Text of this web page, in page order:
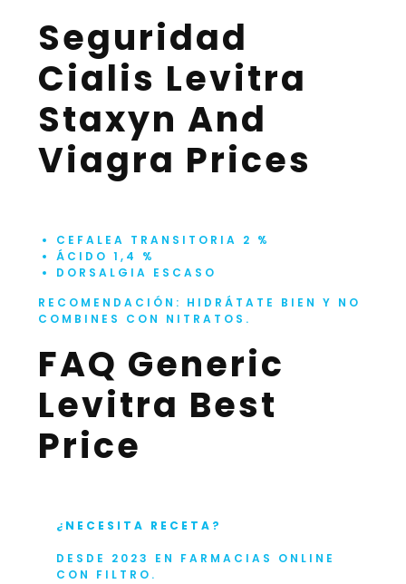
Seguridad
Cialis Levitra
Staxyn And
Viagra Prices
CEFALEA TRANSITORIA 2 %
ÁCIDO 1,4 %
DORSALGIA ESCASO
RECOMENDACIÓN: HIDRÁTATE BIEN Y NO
COMBINES CON NITRATOS.
FAQ Generic
Levitra Best
Price
¿NECESITA RECETA?
DESDE 2023 EN FARMACIAS ONLINE
CON FILTRO.